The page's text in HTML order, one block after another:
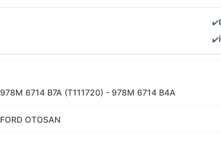
✔️
✔️
978M 6714 B7A (T111720) - 978M 6714 B4A
FORD OTOSAN